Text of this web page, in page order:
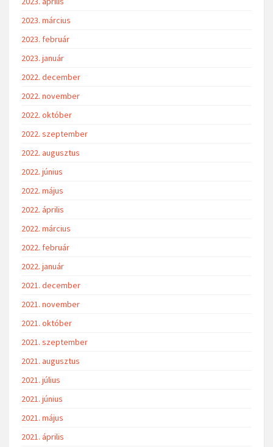
2023. március
2023. február
2023. január
2022. december
2022. november
2022. október
2022. szeptember
2022. augusztus
2022. június
2022. május
2022. április
2022. március
2022. február
2022. január
2021. december
2021. november
2021. október
2021. szeptember
2021. augusztus
2021. július
2021. június
2021. május
2021. április